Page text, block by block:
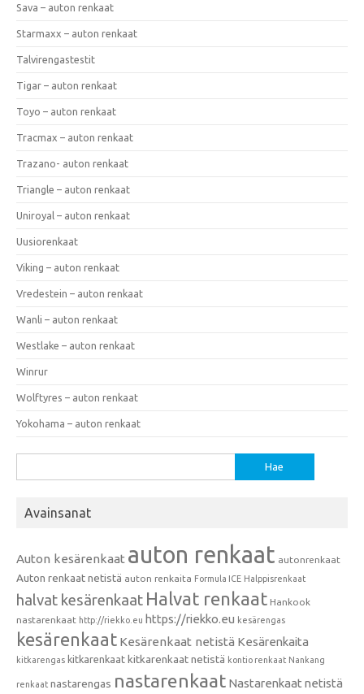
Sava – auton renkaat
Starmaxx – auton renkaat
Talvirengastestit
Tigar – auton renkaat
Toyo – auton renkaat
Tracmax – auton renkaat
Trazano- auton renkaat
Triangle – auton renkaat
Uniroyal – auton renkaat
Uusiorenkaat
Viking – auton renkaat
Vredestein – auton renkaat
Wanli – auton renkaat
Westlake – auton renkaat
Winrur
Wolftyres – auton renkaat
Yokohama – auton renkaat
Avainsanat
Auton kesärenkaat auton renkaat autonrenkaat
Auton renkaat netistä auton renkaita Formula ICE Halppisrenkaat
halvat kesärenkaat Halvat renkaat Hankook
nastarenkaat http://riekko.eu https://riekko.eu kesärengas
kesärenkaat Kesärenkaat netistä Kesärenkaita
kitkarengas kitkarenkaat kitkarenkaat netistä kontio renkaat Nankang
renkaat nastarengas nastarenkaat Nastarenkaat netistä